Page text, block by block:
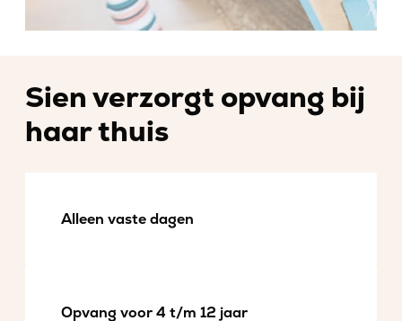
Sien verzorgt opvang bij
haar thuis
Alleen vaste dagen
Opvang voor 4 t/m 12 jaar